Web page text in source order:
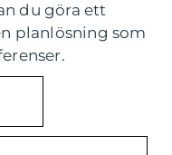
du göra ett
planlösning som